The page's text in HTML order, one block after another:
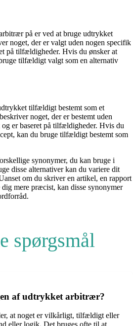
på er ved at bruge udtrykket
noget, der er valgt uden nogen specifik
på tilfældigheder. Hvis du ønsker at
tilfældigt valgt som en alternativ
tilfældigt bestemt som et
noget, der er bestemt uden
er baseret på tilfældigheder. Hvis du
kan du bruge tilfældigt bestemt som
synonymer, du kan bruge i
disse alternativer kan du variere dit
om du skriver en artikel, en rapport
mere præcist, kan disse synonymer
spørgsmål
af ​​udtrykket arbitrær?
at noget er vilkårligt, tilfældigt eller